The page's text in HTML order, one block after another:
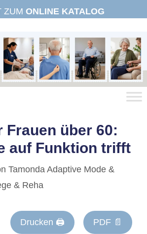
ZUM ONLINE KATALOG
Frauen über 60:
auf Funktion trifft
Tamonda Adaptive Mode &
& Reha
Drucken 🖨 PDF 📄